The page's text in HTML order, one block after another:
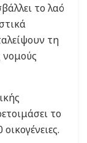
το λαό
τη
νομούς
το